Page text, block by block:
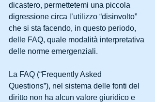
dicastero, permettetemi una piccola
digressione circa l’utilizzo “disinvolto”
che si sta facendo, in questo periodo,
delle FAQ, quale modalità interpretativa
delle norme emergenziali.
La FAQ (“Frequently Asked
Questions”), nel sistema delle fonti del
diritto non ha alcun valore giuridico e